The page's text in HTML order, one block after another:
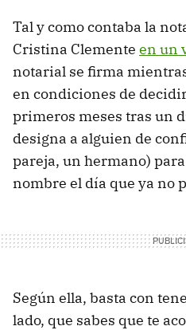
Tal y como contaba la
Cristina Clemente en un
notarial se firma
en condiciones de
primeros meses tras un
designa a alguien de
pareja, un hermano)
nombre el día que ya no
Según ella, basta con
lado, que sabes que te